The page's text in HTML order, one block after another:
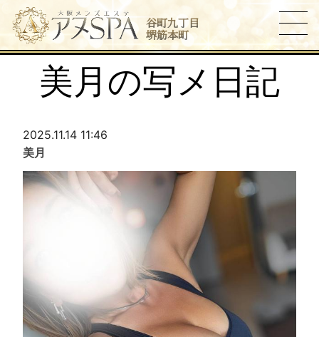
谷町九丁目
堺筋本町
美月の写メ日記
2025.11.14 11:46
美月